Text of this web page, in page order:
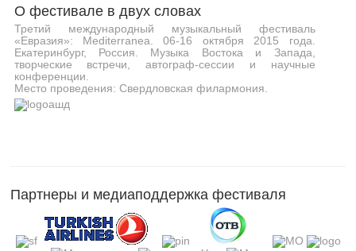
О фестивале в двух словах
Третий международный музыкальный фестиваль
«Евразия»: Mediterranea. 06-16 октября 2015 года.
Екатеринбург, Россия. Музыка Востока и Запада,
творческие встречи, автограф-сессии и научные
конференции.
Место проведения: Свердловская филармония.
Партнеры и медиаподдержка фестиваля